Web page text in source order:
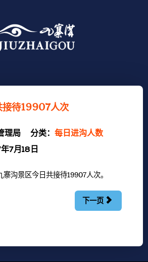
接待19907人次
理局 分类： 每日进沟人数
7月18日
寨沟景区今日共接待19907人次。
下一页